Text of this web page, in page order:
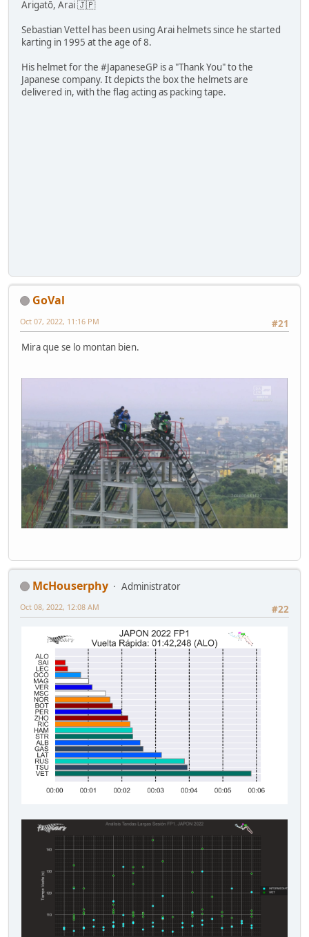
Arigatō, Arai 🇯🇵
Sebastian Vettel has been using Arai helmets since he started
karting in 1995 at the age of 8.
His helmet for the #JapaneseGP is a "Thank You" to the
Japanese company. It depicts the box the helmets are
delivered in, with the flag acting as packing tape.
GoVal
#21
Oct 07, 2022, 11:16 PM
Mira que se lo montan bien.
McHouserphy
Administrator
#22
Oct 08, 2022, 12:08 AM